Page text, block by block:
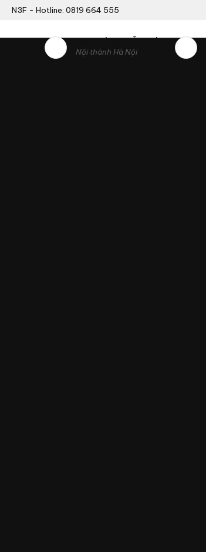
N3F - Hotline: 0819 664 555
Nội thành Hà Nội